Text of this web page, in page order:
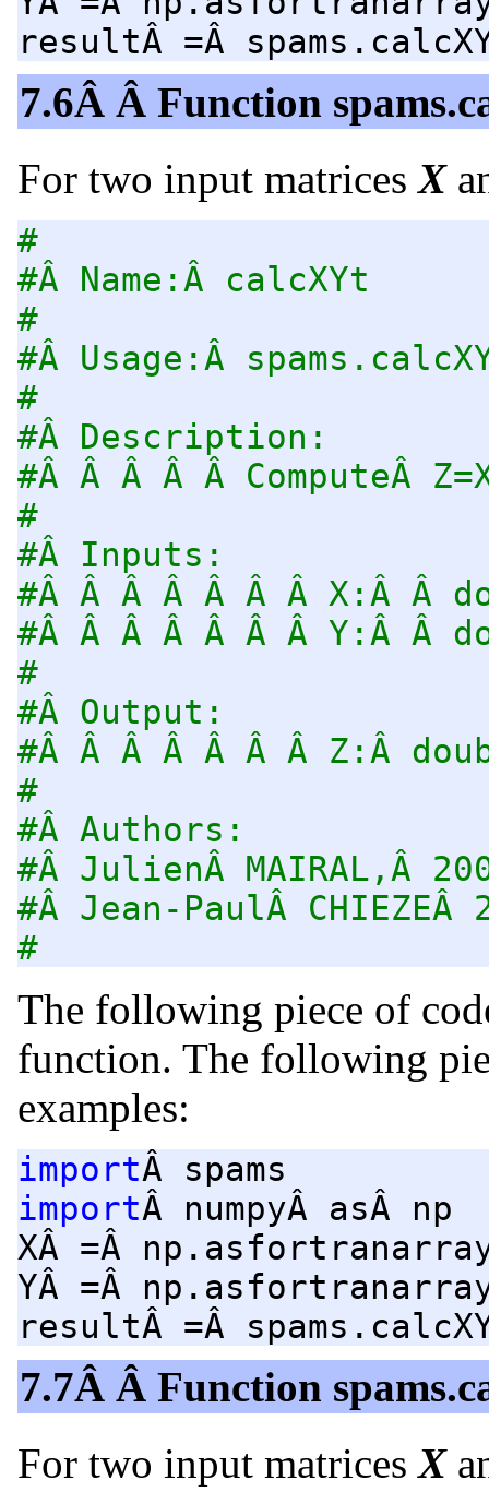
resultÂ =Â
7.6Â Â Function
For two input matricesX
#
#Â Name:Â calcXYt
#
#Â Usage:Â
#
#Â Description:
#Â Â Â Â Â ComputeÂ
#
#Â Inputs:
#Â Â Â Â Â Â Â X:Â Â
#Â Â Â Â Â Â Â Y:Â Â
#
#Â Output:
#Â Â Â Â Â Â Â Z:Â
#
#Â Authors:
#Â JulienÂ MAIRAL,Â
#Â Jean-PaulÂ
#
The following piece of
function. The following
examples:
importÂ spams
importÂ numpyÂ asÂ np
XÂ =Â
YÂ =Â
resultÂ =Â
7.7Â Â Function
For two input matricesX